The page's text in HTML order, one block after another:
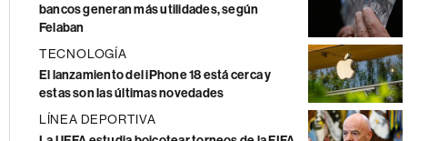
bancos generan más utilidades, según
Felaban
TECNOLOGÍA
El lanzamiento del iPhone 18 está cerca y
estas son las últimas novedades
LÍNEA DEPORTIVA